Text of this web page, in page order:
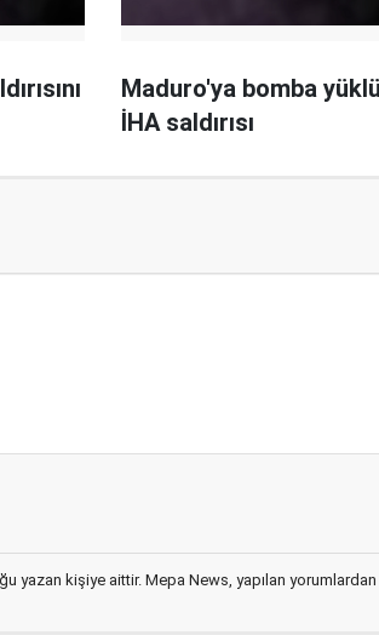
Maduro'ya bomba yüklü
İHA saldırısı
yazan kişiye aittir. Mepa News, yapılan